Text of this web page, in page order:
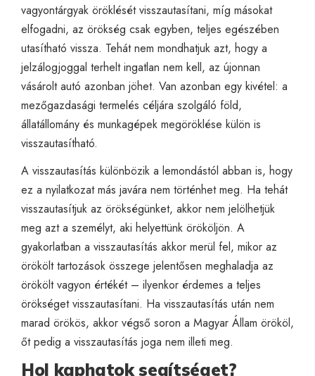
vagyontárgyak öröklését visszautasítani, míg másokat
elfogadni, az örökség csak egyben, teljes egészében
utasítható vissza. Tehát nem mondhatjuk azt, hogy a
jelzálogjoggal terhelt ingatlan nem kell, az újonnan
vásárolt autó azonban jöhet. Van azonban egy kivétel: a
mezőgazdasági termelés céljára szolgáló föld,
állatállomány és munkagépek megöröklése külön is
visszautasítható.
A visszautasítás különbözik a lemondástól abban is, hogy
ez a nyilatkozat más javára nem történhet meg. Ha tehát
visszautasítjuk az örökségünket, akkor nem jelölhetjük
meg azt a személyt, aki helyettünk örököljön. A
gyakorlatban a visszautasítás akkor merül fel, mikor az
örökölt tartozások összege jelentősen meghaladja az
örökölt vagyon értékét – ilyenkor érdemes a teljes
örökséget visszautasítani. Ha visszautasítás után nem
marad örökös, akkor végső soron a Magyar Állam örököl,
őt pedig a visszautasítás joga nem illeti meg.
Hol kaphatok segítséget?